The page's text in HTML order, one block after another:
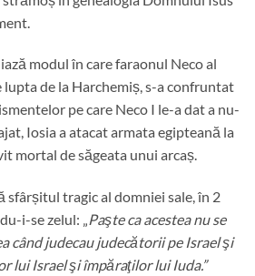
modul în care faraonul Neco al
de la Harchemiș, s-a confruntat
pe care Neco I le-a dat a nu-
Iosia a atacat armata egipteană la
mortal de săgeata unui arcaș.
sfârșitul tragic al domniei sale, în 2
i-se zelul: „Paşte ca acestea nu se
când judecau judecătorii pe Israel şi
lui Israel şi împăraţilor lui Iuda.”